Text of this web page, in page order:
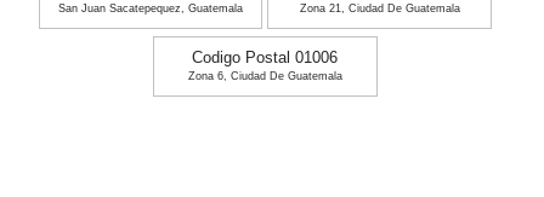
San Juan Sacatepequez, Guatemala Zona 21, Ciudad De Guatemala
Codigo Postal 01006
Zona 6, Ciudad De Guatemala